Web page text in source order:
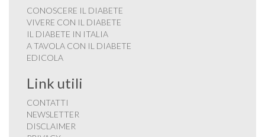
CONOSCERE IL DIABETE
VIVERE CON IL DIABETE
IL DIABETE IN ITALIA
A TAVOLA CON IL DIABETE
EDICOLA
Link utili
CONTATTI
NEWSLETTER
DISCLAIMER